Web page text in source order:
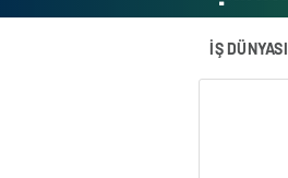
İŞ DÜNYASI